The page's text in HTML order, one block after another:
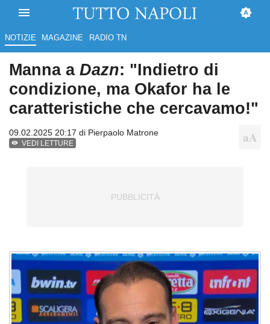
NOTIZIE MAGAZINE RADIO TN
Manna a Dazn: "Indietro di
condizione, ma Okafor ha le
caratteristiche che cercavamo!"
09.02.2025 20:17 di Pierpaolo Matrone
VEDI LETTURE